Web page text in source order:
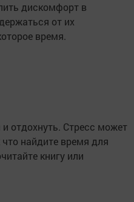
дискомфорт в
от их
время.
отдохнуть. Стресс может
найдите время для
книгу или